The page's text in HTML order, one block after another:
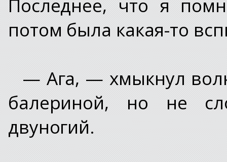
Последнее, что я
потом была какая-то
— Ага, — хмыкнул
балериной, но не
двуногий.